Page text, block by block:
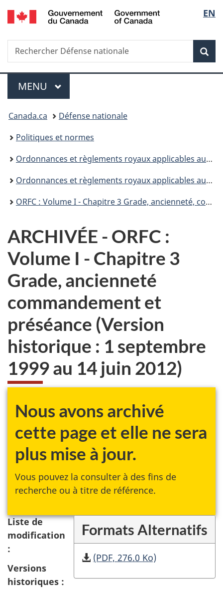
Passer
au
principal
Passer
à
Au
du
Passer
à
version
simplifiée
de
la
EN
Recherche
Rechercher
Défense
Menu
MENU PRINCIPAL
Vous
êtes
ici :
Canada.ca
Défense nationale
Politiques et normes
Ordonnances et règlements royaux applicables aux Forces canadiennes (ORFC)
Ordonnances et règlements royaux applicables aux Forces canadiennes (ORFC) Volume I - Administration
ORFC : Volume I - Chapitre 3 Grade, ancienneté, commandement et préséance
ARCHIVÉE - ORFC :
Volume I - Chapitre 3
Grade, ancienneté
commandement et
préséance (Version
historique : 1 septembre
1999 au 14 juin 2012)
Nous avons archivé
cette page et elle ne sera
plus mise à jour.
Vous pouvez la consulter à des fins de
recherche ou à titre de référence.
Formats Alternatifs
(PDF, 276.0 Ko)
Liste de
modification
:
Versions
historiques :